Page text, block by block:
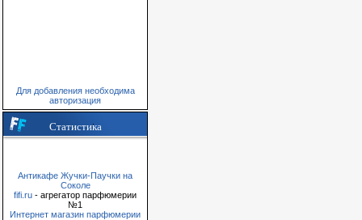
Для добавления необходима
авторизация
Статистика
Антикафе Жучки-Паучки на
Соколе
fifi.ru - агрегатор парфюмерии
№1
Интернет магазин парфюмерии